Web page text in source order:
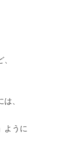
、
ように